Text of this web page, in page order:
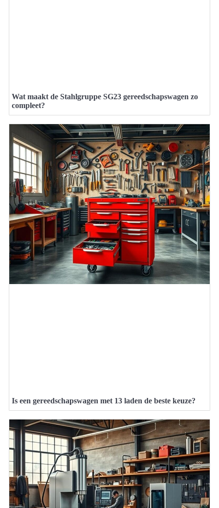
Wat maakt de Stahlgruppe SG23 gereedschapswagen zo
compleet?
Is een gereedschapswagen met 13 laden de beste keuze?